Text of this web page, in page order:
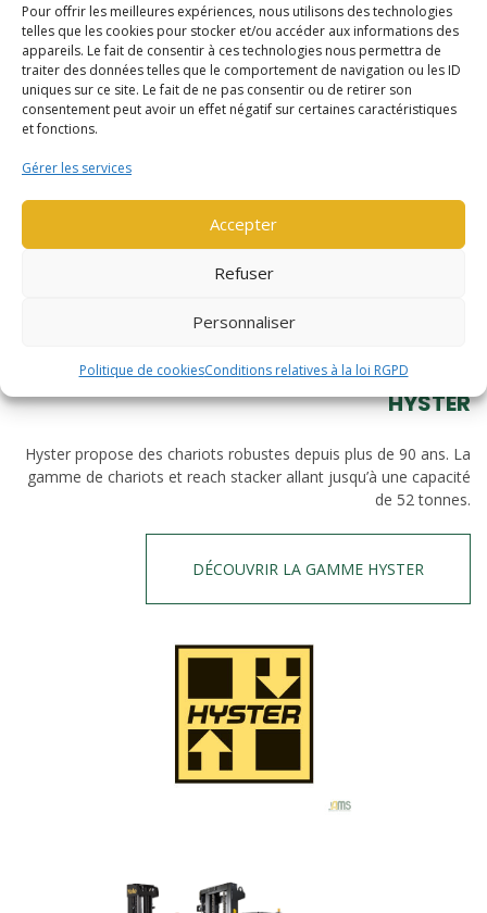
Pour offrir les meilleures expériences, nous utilisons des technologies
telles que les cookies pour stocker et/ou accéder aux informations des
appareils. Le fait de consentir à ces technologies nous permettra de
traiter des données telles que le comportement de navigation ou les ID
uniques sur ce site. Le fait de ne pas consentir ou de retirer son
consentement peut avoir un effet négatif sur certaines caractéristiques
et fonctions.
Gérer les services
Accepter
Refuser
Personnaliser
Politique de cookiesConditions relatives à la loi RGPD
Yale
HYSTER
Hyster propose des chariots robustes depuis plus de 90 ans. La
gamme de chariots et reach stacker allant jusqu’à une capacité
de 52 tonnes.
DÉCOUVRIR LA GAMME HYSTER